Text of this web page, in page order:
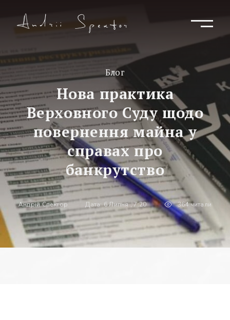
Блог
Нова практика
Верховного Суду щодо
повернення майна у
справах про
банкрутство
Андрій Спектор Дата: 6 Липня , 7:20 364 читали